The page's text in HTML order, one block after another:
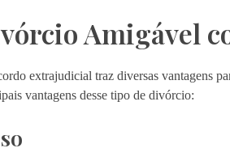
Amigável
extrajudicial traz diversas vantagens
vantagens desse tipo de divórcio: